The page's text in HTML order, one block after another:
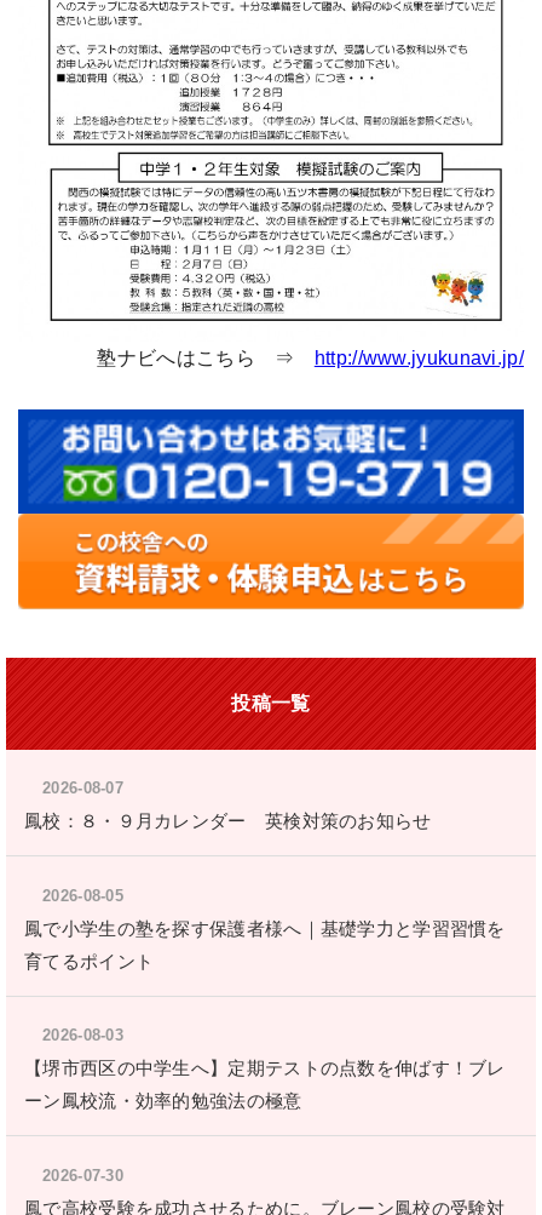
塾ナビへはこちら ⇒ http://www.jyukunavi.jp/
投稿一覧
2026-08-07
鳳校：８・９月カレンダー 英検対策のお知らせ
2026-08-05
鳳で小学生の塾を探す保護者様へ｜基礎学力と学習習慣を
育てるポイント
2026-08-03
【堺市西区の中学生へ】定期テストの点数を伸ばす！ブレ
ーン鳳校流・効率的勉強法の極意
2026-07-30
鳳で高校受験を成功させるために。ブレーン鳳校の受験対